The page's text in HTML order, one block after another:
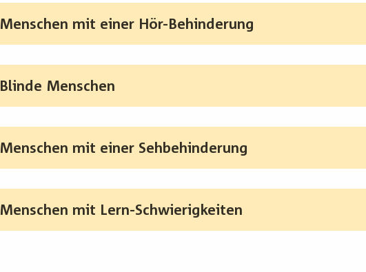
Menschen mit einer Hör-Behinderung
Blinde Menschen
Menschen mit einer Sehbehinderung
Menschen mit Lern-Schwierigkeiten